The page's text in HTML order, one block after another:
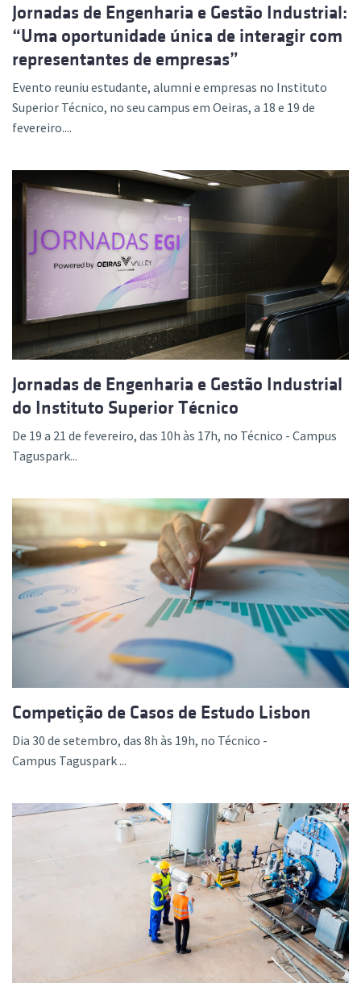
Jornadas de Engenharia e Gestão Industrial:
“Uma oportunidade única de interagir com
representantes de empresas”
Evento reuniu estudante, alumni e empresas no Instituto
Superior Técnico, no seu campus em Oeiras, a 18 e 19 de
fevereiro....
Jornadas de Engenharia e Gestão Industrial
do Instituto Superior Técnico
De 19 a 21 de fevereiro, das 10h às 17h, no Técnico - Campus
Taguspark...
Competição de Casos de Estudo Lisbon
Dia 30 de setembro, das 8h às 19h, no Técnico -
Campus Taguspark ...